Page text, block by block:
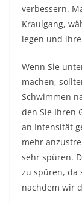
verbessern.
Kraulgang,
legen und
Wenn Sie
machen,
Schwimmen
den Sie Ihren
an Intensität
mehr
sehr spüren.
zu spüren, da
nachdem wir